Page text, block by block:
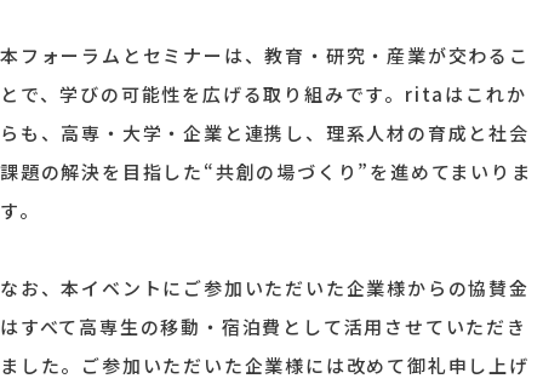
本フォーラムとセミナーは、教育・研究・産業が交わるこ
とで、学びの可能性を広げる取り組みです。ritaはこれか
らも、高専・大学・企業と連携し、理系人材の育成と社会
課題の解決を目指した“共創の場づくり”を進めてまいりま
す。
なお、本イベントにご参加いただいた企業様からの協賛金
はすべて高専生の移動・宿泊費として活用させていただき
ました。ご参加いただいた企業様には改めて御礼申し上げ